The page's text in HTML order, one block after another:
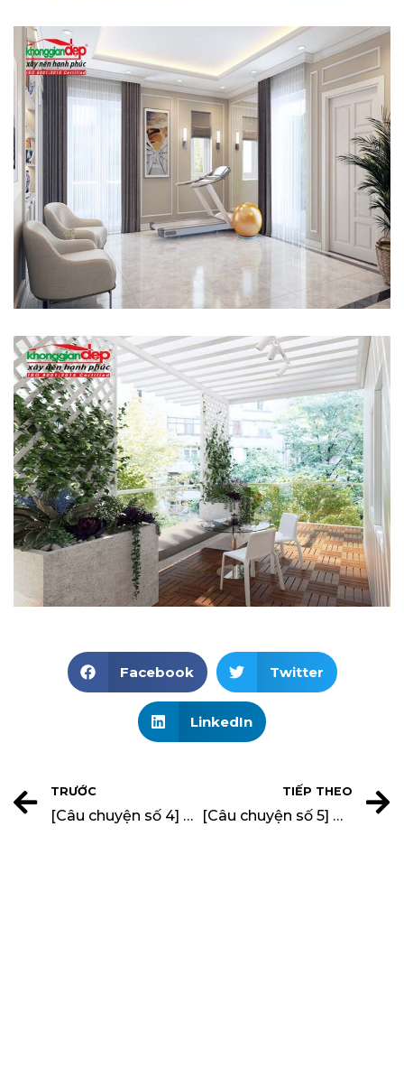
Facebook Twitter
LinkedIn
TRƯỚC
[Câu chuyện số 4] CÂU CHUYỆN KHÔNG GIAN ĐẸP – Anh HUỲNH TRỌNG QUỐC (Giám Đốc Điều Hành Công Ty Nội Thất)
TIẾP THEO
[Câu chuyện số 5] CÂU CHUYỆN KHÔNG GIAN ĐẸP – Chị Dương Thị Ngọc Ty (Kiến Trúc Sư Xưởng 4)